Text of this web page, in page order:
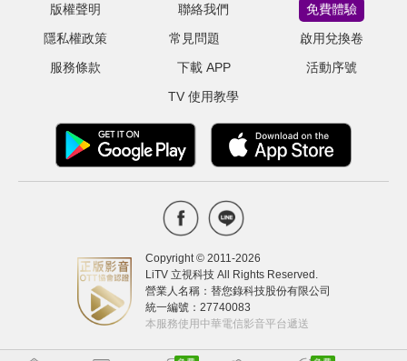
版權聲明
隱私權政策
服務條款
聯絡我們
常見問題
下載 APP
TV 使用教學
免費體驗
啟用兌換卷
活動序號
Copyright © 2011-2026
LiTV 立視科技 All Rights Reserved.
營業人名稱：替您錄科技股份有限公司
統一編號：27740083
本服務使用中華電信影音平台遞送